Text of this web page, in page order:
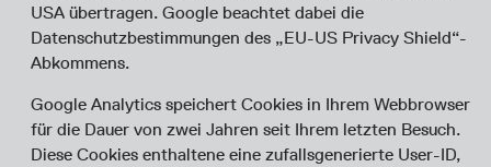
USA übertragen. Google beachtet dabei die
Datenschutzbestimmungen des „EU-US Privacy Shield“-
Abkommens.
Google Analytics speichert Cookies in Ihrem Webbrowser
für die Dauer von zwei Jahren seit Ihrem letzten Besuch.
Diese Cookies enthaltene eine zufallsgenerierte User-ID,